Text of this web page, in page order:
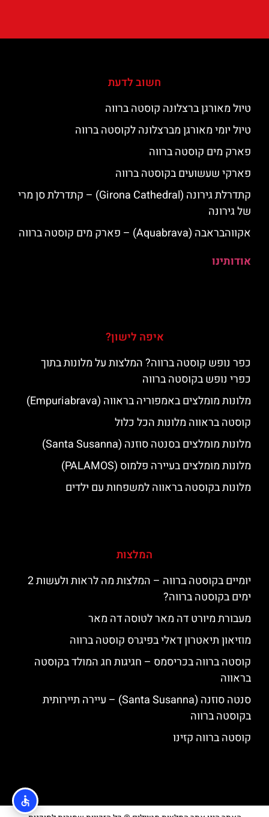
חשוב לדעת
טיול מאורגן ברצלונה קוסטה ברווה
טיול יומי מאורגן מברצלונה לקוסטה ברווה
פארק מים קוסטה ברווה
פארקי שעשועים בקוסטה ברווה
קתדרלת גירונה (Girona Cathedral) – קתדרלת סן מרי
של גירונה
אקווהבראבה (Aquabrava) – פארק מים קוסטה ברווה
אודותינו
איפה לישון?
כפר נופש קוסטה ברווה? המלצות על מלונות בתוך
כפרי נופש בקוסטה ברווה
מלונות מומלצים באמפוריה בראווה (Empuriabrava)
קוסטה בראווה מלונות הכל כלול
מלונות מומלצים בסנטה סוזנה (Santa Susanna)
מלונות מומלצים בעיירה פלמוס (PALAMOS)
מלונות בקוסטה בראווה למשפחות עם ילדים
המלצות
יומיים בקוסטה ברווה – המלצות מה לראות ולעשות 2
ימים בקוסטה ברווה?
מעבורת מיורט דה מאר לטוסה דה מאר
מוזיאון תיאטרון דאלי בפיגרס קוסטה ברווה
קוסטה ברווה בכריסמס – חגיגות חג המולד בקוסטה
בראווה
סנטה סוזנה (Santa Susanna) – עיירה תיירותית
בקוסטה ברווה
קוסטה ברווה קזינו